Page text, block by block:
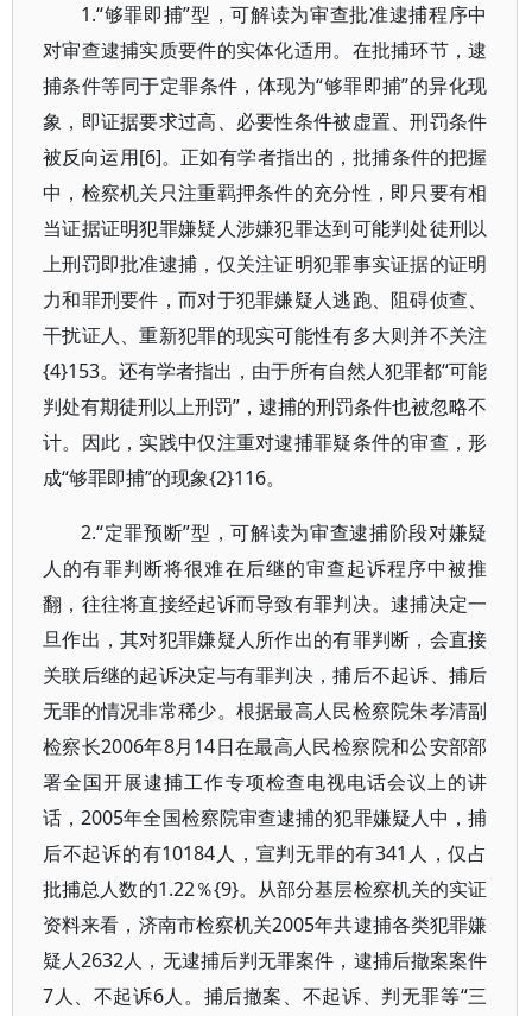
1.“够罪即捕”型，可解读为审查批准逮捕程序中
对审查逮捕实质要件的实体化适用。在批捕环节，逮
捕条件等同于定罪条件，体现为“够罪即捕”的异化现
象，即证据要求过高、必要性条件被虚置、刑罚条件
被反向运用[6]。正如有学者指出的，批捕条件的把握
中，检察机关只注重羁押条件的充分性，即只要有相
当证据证明犯罪嫌疑人涉嫌犯罪达到可能判处徒刑以
上刑罚即批准逮捕，仅关注证明犯罪事实证据的证明
力和罪刑要件，而对于犯罪嫌疑人逃跑、阻碍侦查、
干扰证人、重新犯罪的现实可能性有多大则并不关注
{4}153。还有学者指出，由于所有自然人犯罪都“可能
判处有期徒刑以上刑罚”，逮捕的刑罚条件也被忽略不
计。因此，实践中仅注重对逮捕罪疑条件的审查，形
成“够罪即捕”的现象{2}116。
2.“定罪预断”型，可解读为审查逮捕阶段对嫌疑
人的有罪判断将很难在后继的审查起诉程序中被推
翻，往往将直接经起诉而导致有罪判决。逮捕决定一
旦作出，其对犯罪嫌疑人所作出的有罪判断，会直接
关联后继的起诉决定与有罪判决，捕后不起诉、捕后
无罪的情况非常稀少。根据最高人民检察院朱孝清副
检察长2006年8月14日在最高人民检察院和公安部部
署全国开展逮捕工作专项检查电视电话会议上的讲
话，2005年全国检察院审查逮捕的犯罪嫌疑人中，捕
后不起诉的有10184人，宣判无罪的有341人，仅占
批捕总人数的1.22％{9}。从部分基层检察机关的实证
资料来看，济南市检察机关2005年共逮捕各类犯罪嫌
疑人2632人，无逮捕后判无罪案件，逮捕后撤案案件
7人、不起诉6人。捕后撤案、不起诉、判无罪等“三